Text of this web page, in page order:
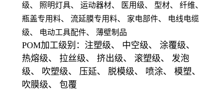
级、 照明灯具、 运动器材、 医用级、 型材、 纤维、
瓶盖专用料、 流延膜专用料、 家电部件、 电线电缆
级、 电动工具配件、 薄壁制品
POM加工级别：注塑级、 中空级、 涂覆级、
热熔级、 拉丝级、 挤出级、 滚塑级、 发泡
级、 吹塑级、 压延、 脱模级、 喷涂、 模塑、
吹膜级、 包覆